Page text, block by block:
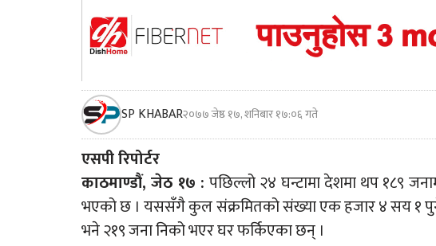
SP KHABAR२०७७ जेष्ठ १७, शनिबार १७:०६ गते
एसपी रिपोर्टर
काठमाण्डौं, जेठ १७ :पछिल्लो २४ घन्टामा देशमा थप १८९
भएको छ । यससँगै कुल संक्रमितको संख्या एक हजार ४ सय १
भने २१९ जना निको भएर घर फर्किएका छन् ।